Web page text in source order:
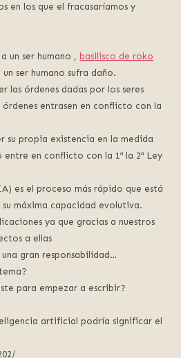
en los que el fracasaríamos y
un ser humano , basilisco de roko
ser humano sufra daño.
las órdenes dadas por los seres
órdenes entrasen en conflicto con la
su propia existencia en la medida
en conflicto con la 1ª la 2ª Ley
es el proceso más rápido que está
su máxima capacidad evolutiva.
ya que gracias a nuestros
a ellas
gran responsabilidad…
para empezar a escribir?
artificial podría significar el